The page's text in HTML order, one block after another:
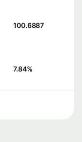
100.6887
7.84%